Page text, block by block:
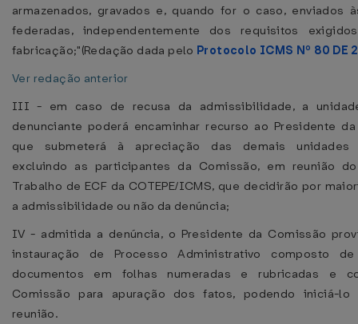
armazenados, gravados e, quando for o caso, enviados
federadas, independentemente dos requisitos
fabricação;"(Redação dada pelo Protocolo ICMS Nº 80 DE
Ver redação anterior
III - em caso de recusa da admissibilidade, a
denunciante poderá encaminhar recurso ao Presidente
que submeterá à apreciação das demais unidades
excluindo as participantes da Comissão, em reunião
Trabalho de ECF da COTEPE/ICMS, que decidirão por
a admissibilidade ou não da denúncia;
IV - admitida a denúncia, o Presidente da Comissão
instauração de Processo Administrativo composto
documentos em folhas numeradas e rubricadas e
Comissão para apuração dos fatos, podendo iniciá-lo
reunião.